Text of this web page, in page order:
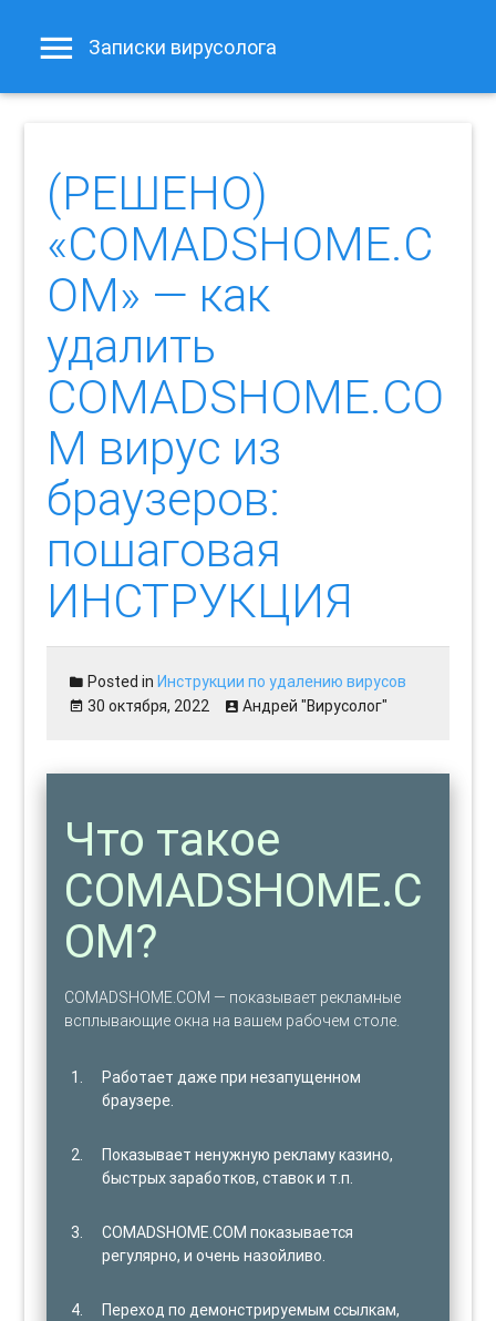
Записки вирусолога
(РЕШЕНО)
«COMADSHOME.C
OM» — как
удалить
COMADSHOME.CO
M вирус из
браузеров:
пошаговая
ИНСТРУКЦИЯ
Posted inИнструкции по удалению вирусов
30 октября, 2022
Андрей "Вирусолог"
Что такое
COMADSHOME.C
OM?
COMADSHOME.COM — показывает рекламные
всплывающие окна на вашем рабочем столе.
Работает даже при незапущенном
браузере.
Показывает ненужную рекламу казино,
быстрых заработков, ставок и т.п.
COMADSHOME.COM показывается
регулярно, и очень назойливо.
Переход по демонстрируемым ссылкам,